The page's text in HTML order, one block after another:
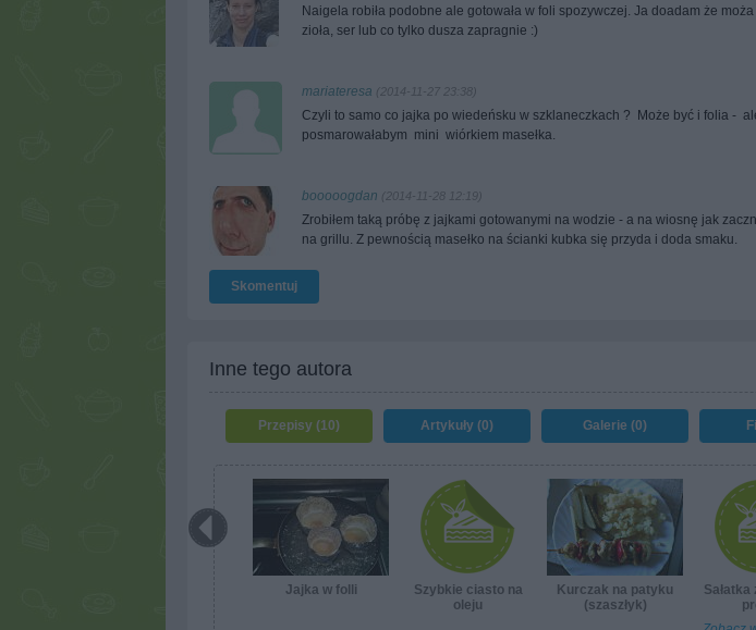
Naigela robiła podobne ale gotowała w foli spozywczej. Ja doadam że
zioła, ser lub co tylko dusza zapragnie :)
mariateresa (2014-11-27 23:38)
Czyli to samo co jajka po wiedeńsku w szklaneczkach ? Może być i folia -
posmarowałabym mini wiórkiem masełka.
booooogdan (2014-11-28 12:19)
Zrobiłem taką próbę z jajkami gotowanymi na wodzie - a na wiosnę jak
na grillu. Z pewnością masełko na ścianki kubka się przyda i doda smaku.
Skomentuj
Inne tego autora
Przepisy (10) Artykuły (0) Galerie (0)
Jajka w folli
Szybkie ciasto na
oleju
Kurczak na patyku
(szaszłyk)